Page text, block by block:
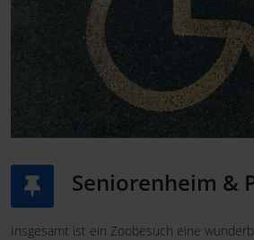
Seniorenheim &
Insgesamt ist ein Zoobesuch eine